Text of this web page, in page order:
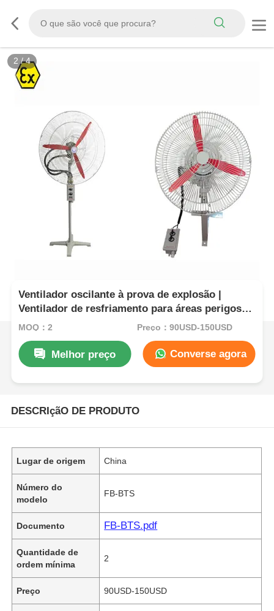
2 /4
Ventilador oscilante à prova de explosão |
Ventilador de resfriamento para áreas perigosas
industriais
MOQ：2 Preço：90USD-150USD
Melhor preço Converse agora
DESCRIçãO DE PRODUTO
Lugar de origem China
Número do
modelo
FB-BTS
Documento FB-BTS.pdf
Quantidade de
ordem mínima
2
Preço 90USD-150USD